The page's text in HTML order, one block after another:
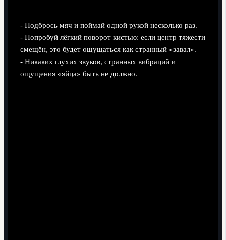
- Подбрось мяч и поймай одной рукой несколько раз.
- Попробуй лёгкий поворот кистью: если центр тяжести
смещён, это будет ощущаться как странный «завал».
- Никаких глухих звуков, странных вибраций и
ощущения «яйца» быть не должно.